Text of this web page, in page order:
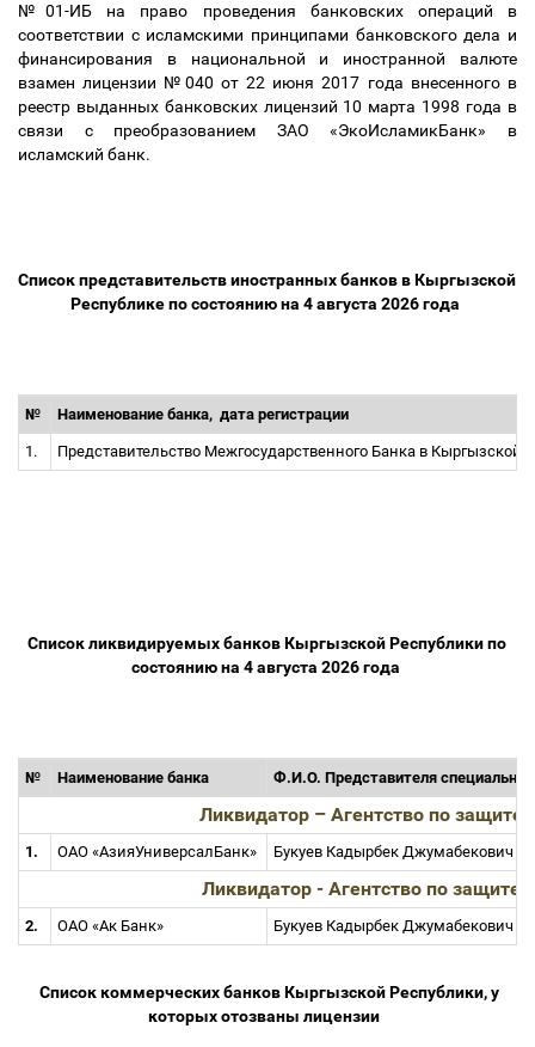
№01-ИБ на право проведения банковских операций в
соответствии с исламскими принципами банковского дела и
финансирования в национальной и иностранной валюте
взамен лицензии №040 от 22 июня 2017 года внесенного в
реестр выданных банковских лицензий 10 марта 1998 года в
связи с преобразованием ЗАО «ЭкоИсламикБанк» в
исламский банк.
Список представительств иностранных банков в Кыргызской
Республике по состоянию на 4 августа 2026 года
№ Наименование банка, дата регистрации
1. Представительство Межгосударственного Банка в Кыргызской
Список ликвидируемых банков Кыргызской Республики по
состоянию на 4 августа 2026 года
№ Наименование банка Ф.И.О. Представителя
Ликвидатор – Агентство по защите
1. ОАО «АзияУниверсалБанк» Букуев Кадырбек Джумабекович
Ликвидатор - Агентство по
2. ОАО «Ак Банк» Букуев Кадырбек Джумабекович
Список коммерческих банков Кыргызской Республики, у
которых отозваны лицензии